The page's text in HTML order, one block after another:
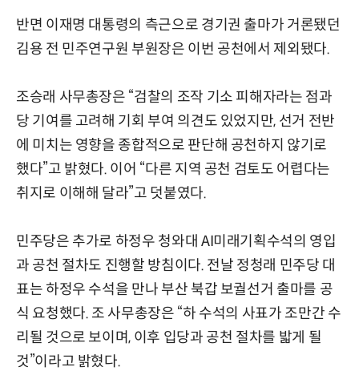
반면 이재명 대통령의 측근으로 경기권 출마가 거론됐던
김용 전 민주연구원 부원장은 이번 공천에서 제외됐다.
조승래 사무총장은 “검찰의 조작 기소 피해자라는 점과
당 기여를 고려해 기회 부여 의견도 있었지만, 선거 전반
에 미치는 영향을 종합적으로 판단해 공천하지 않기로
했다”고 밝혔다. 이어 “다른 지역 공천 검토도 어렵다는
취지로 이해해 달라”고 덧붙였다.
민주당은 추가로 하정우 청와대 AI미래기획수석의 영입
과 공천 절차도 진행할 방침이다. 전날 정청래 민주당 대
표는 하정우 수석을 만나 부산 북갑 보궐선거 출마를 공
식 요청했다. 조 사무총장은 “하 수석의 사표가 조만간 수
리될 것으로 보이며, 이후 입당과 공천 절차를 밟게 될
것”이라고 밝혔다.